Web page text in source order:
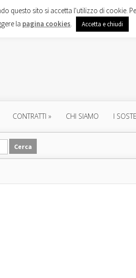
CONTRATTI » CHI SIAMO I
questo sito si accetta l'utilizzo di cookie.
la pagina cookies. Accetta e chiudi